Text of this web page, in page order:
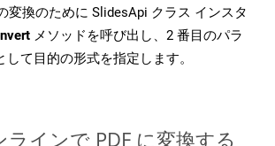
変換のために SlidesApi クラス インスタ
メソッドを呼び出し、2 番目のパラ
して目的の形式を指定します。
ラインで PDF に変換する